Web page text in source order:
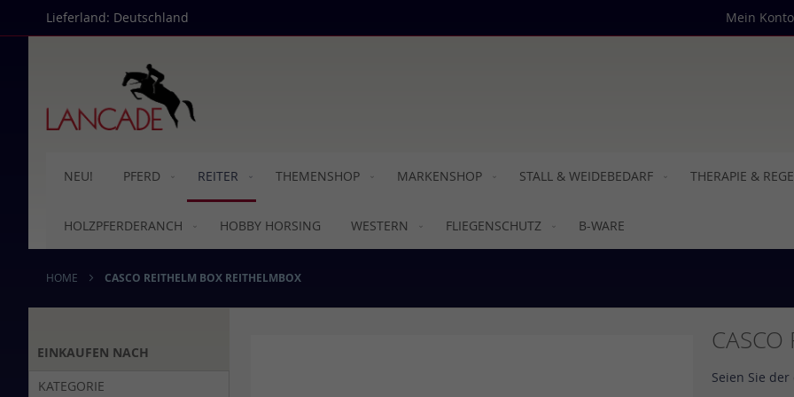
Mein Konto
Direkt
zum
Lieferland: Deutschland
NEU! PFERD REITER THEMENSHOP MARKENSHOP STALL & WEIDEBEDARF THERAPIE &
HOLZPFERDERANCH HOBBY HORSING WESTERN FLIEGENSCHUTZ B-WARE
HOME CASCO REITHELM BOX REITHELMBOX
CASCO
Seien Sie
EINKAUFEN NACH
KATEGORIE